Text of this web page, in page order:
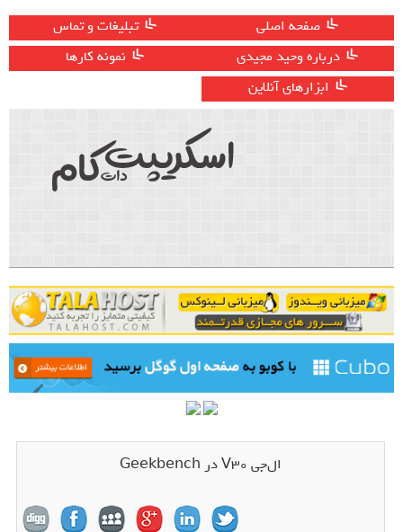
صفحه اصلی
تبلیغات و تماس
درباره وحید مجیدی
نمونه کارها
ابزارهای آنلاین
ال‌جی V30 در Geekbench